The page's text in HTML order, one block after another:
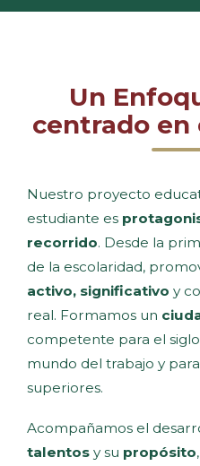
Un
centrado en
Nuestro proyecto
estudiante es
recorrido. Desde la
de la escolaridad,
activo, significativo y
real. Formamos un
competente para el
mundo del trabajo y
superiores.
Acompañamos el
talentos y su propósito